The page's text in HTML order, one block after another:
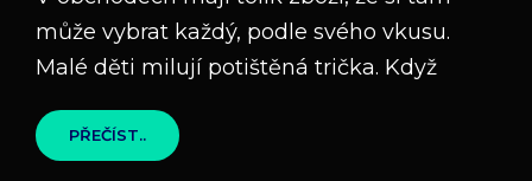
může vybrat každý, podle svého vkusu.
Malé děti milují potištěná trička. Když
PŘEČÍST.. CHODIT
HEZKY